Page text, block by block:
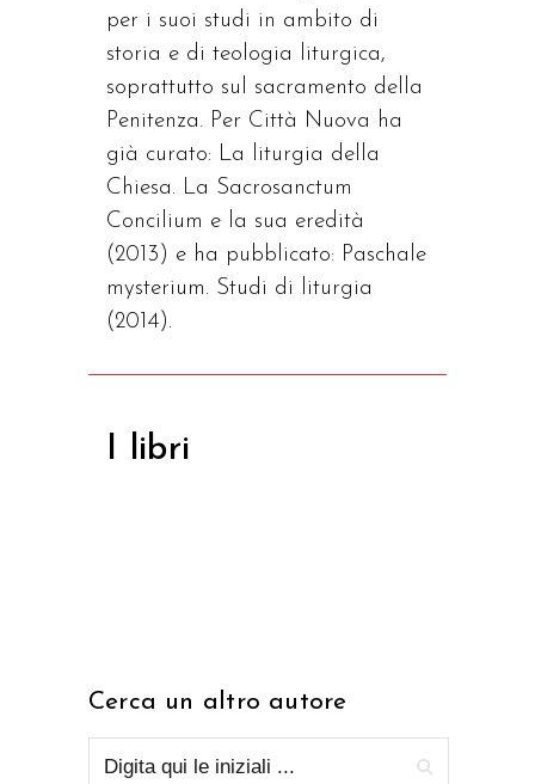
per i suoi studi in ambito di
storia e di teologia liturgica,
soprattutto sul sacramento della
Penitenza. Per Città Nuova ha
già curato: La liturgia della
Chiesa. La Sacrosanctum
Concilium e la sua eredità
(2013) e ha pubblicato: Paschale
mysterium. Studi di liturgia
(2014).
I libri
Cerca un altro autore